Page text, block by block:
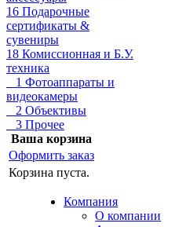
16 Подарочные
сертификаты &
сувениры
18 Комиссионная и Б.У.
техника
1 Фотоаппараты и
видеокамеры
2 Объективы
3 Прочее
Ваша корзина
Оформить заказ
Корзина пуста.
Компания
О компании